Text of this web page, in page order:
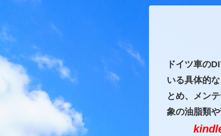
ドイツ車の
いる具体的
とめ、メン
象の油脂類